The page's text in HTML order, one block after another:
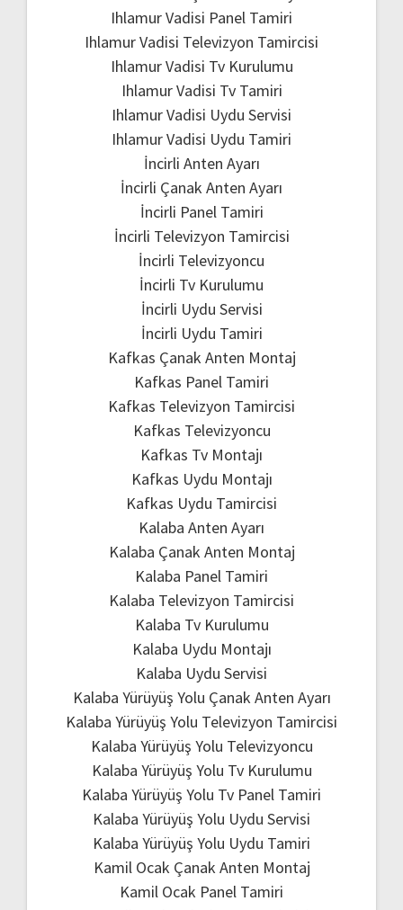
Ihlamur Vadisi Panel Tamiri
Ihlamur Vadisi Televizyon Tamircisi
Ihlamur Vadisi Tv Kurulumu
Ihlamur Vadisi Tv Tamiri
Ihlamur Vadisi Uydu Servisi
Ihlamur Vadisi Uydu Tamiri
İncirli Anten Ayarı
İncirli Çanak Anten Ayarı
İncirli Panel Tamiri
İncirli Televizyon Tamircisi
İncirli Televizyoncu
İncirli Tv Kurulumu
İncirli Uydu Servisi
İncirli Uydu Tamiri
Kafkas Çanak Anten Montaj
Kafkas Panel Tamiri
Kafkas Televizyon Tamircisi
Kafkas Televizyoncu
Kafkas Tv Montajı
Kafkas Uydu Montajı
Kafkas Uydu Tamircisi
Kalaba Anten Ayarı
Kalaba Çanak Anten Montaj
Kalaba Panel Tamiri
Kalaba Televizyon Tamircisi
Kalaba Tv Kurulumu
Kalaba Uydu Montajı
Kalaba Uydu Servisi
Kalaba Yürüyüş Yolu Çanak Anten Ayarı
Kalaba Yürüyüş Yolu Televizyon Tamircisi
Kalaba Yürüyüş Yolu Televizyoncu
Kalaba Yürüyüş Yolu Tv Kurulumu
Kalaba Yürüyüş Yolu Tv Panel Tamiri
Kalaba Yürüyüş Yolu Uydu Servisi
Kalaba Yürüyüş Yolu Uydu Tamiri
Kamil Ocak Çanak Anten Montaj
Kamil Ocak Panel Tamiri